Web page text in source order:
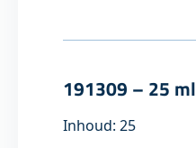
191309 – 25 ml
Inhoud: 25